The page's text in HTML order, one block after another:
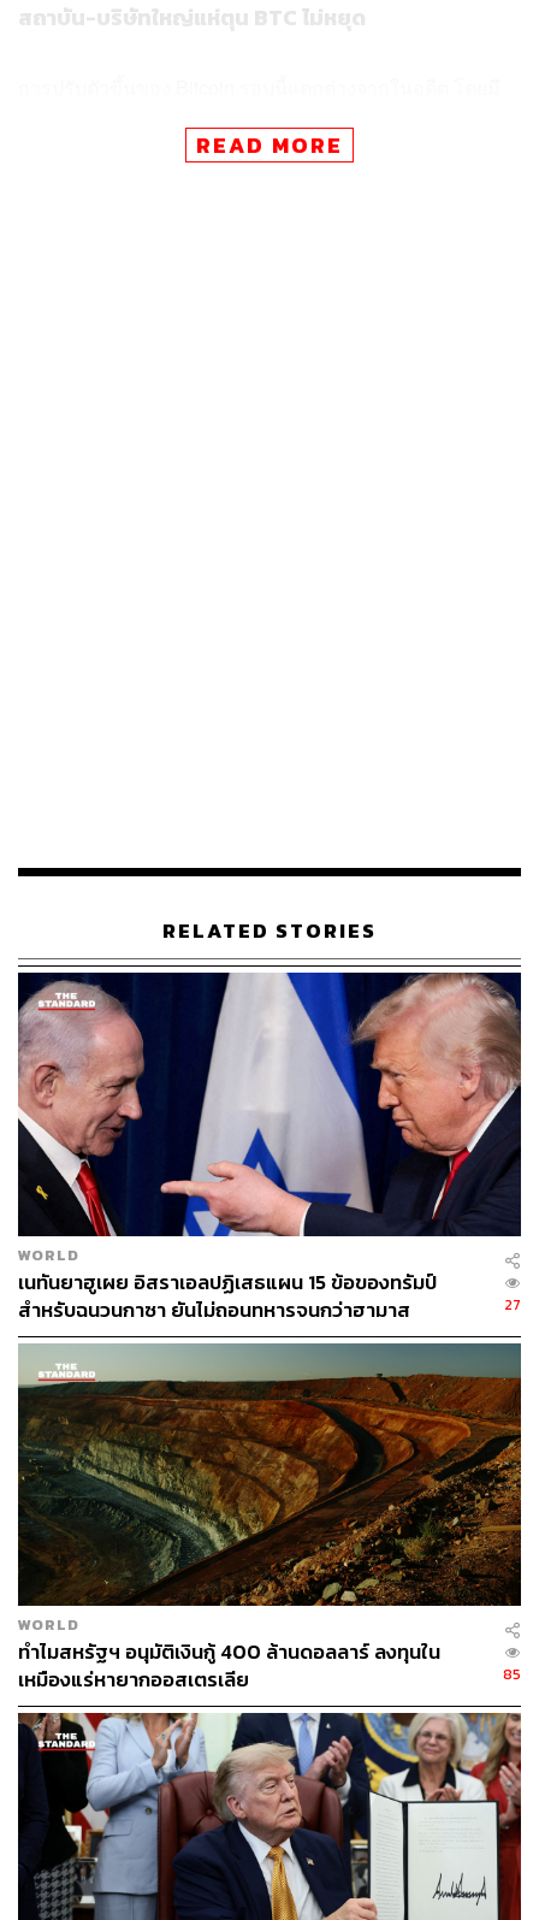
สถาบัน-บริษัทใหญ่แห่ตุน BTC ไม่หยุด
ทะเบียนเข้ามาอย่างต่อเนื่อง ซึ่งช่วยดูดซับอุปทานในตลาด
พอล แอตกินส์ ประธานคณะกรรมการกำกับหลักทรัพย์และ
นอกจากนี้ ทรัมป์ยังได้ลงนามในคำสั่งฝ่ายบริหารเมื่อเดือน
มีนาคมเพื่อจัดตั้งคลังสำรองคริปโทเคอร์เรนซีเชิง
ยุทธศาสตร์ของประเทศ
ล่าสุด คณะกรรมาธิการบริการทางการเงินของสภาผู้แทน
ราษฎรซึ่งนำโดยพรรครีพับลิกัน ได้ประกาศให้สัปดาห์ที่จะ
เริ่มต้นในวันที่ 14 กรกฎาคมนี้เป็น ‘Crypto Week’ ซึ่งสภาจะ
พิจารณาร่างกฎหมายที่เป็นมิตรต่อคริปโตหลายฉบับ รวมถึง
GENIUS Act โดยมีเป้าหมายเพื่อผลักดันให้สหรัฐฯ กลายเป็น
เมืองหลวงคริปโตของโลก
สำหรับ GENIUS Act ซึ่งผ่านการอนุมัติจากวุฒิสภาไปแล้ว
เมื่อเดือนพฤษภาคม ถือเป็นกฎหมายของรัฐบาลกลางฉบับ
แรกที่จะกำกับดูแลผู้ออก Stablecoin โดยกำหนดให้ต้องมี
สินทรัพย์สำรองเพื่อค้ำประกัน ซึ่งนักวิเคราะห์มองว่าจะช่วย
สร้างความน่าเชื่อถือให้กับตลาด Stablecoin ที่มีมูลค่ากว่า
2.38 แสนล้านดอลลาร์สหรัฐ และดึงดูดนักลงทุนหน้าใหม่ได้
มากขึ้น
มูลค่าตลาดคริปโตพุ่ง 1.6 แสนล้านดอลลาร์ใน 24
ชั่วโมง
การปรับตัวขึ้นของ Bitcoin ได้ส่งผลบวกต่อตลาดคริปโตใน
ภาพรวม โดยข้อมูลจาก CoinGecko ระบุว่า มูลค่าตลาดคริป
โตรวมทั่วโลกเพิ่มขึ้นประมาณ 1.6 แสนล้านดอลลาร์ ในช่วง
24 ชั่วโมงที่ผ่านมา สู่ระดับ 3.69 ล้านล้านดอลลาร์ สกุลเงิน
ดิจิทัลอื่นๆ ก็ปรับตัวขึ้นอย่างคึกคักเช่นกัน เช่น Ethereum +5-
7%, XRP +5.3%, Solana +4.3% และ Dogecoin +6.2%
การทะยานขึ้นของ Bitcoin เกิดขึ้นในขณะที่ตลาดหุ้นสหรัฐฯ
อย่าง Nasdaq และ S&P 500 ก็ทำสถิติปิดสูงสุดใหม่เช่นกัน
READ MORE
RELATED STORIES
WORLD
เนทันยาฮูเผย อิสราเอลปฏิเสธแผน 15 ข้อของทรัมป์
สำหรับฉนวนกาซา ยันไม่ถอนทหารจนกว่าฮามาส
ปลดอาวุธแท้จริง
27
WORLD
ทำไมสหรัฐฯ อนุมัติเงินกู้ 400 ล้านดอลลาร์ ลงทุนใน
เหมืองแร่หายากออสเตรเลีย
85